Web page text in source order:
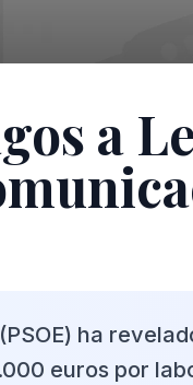
a
ha
euros por